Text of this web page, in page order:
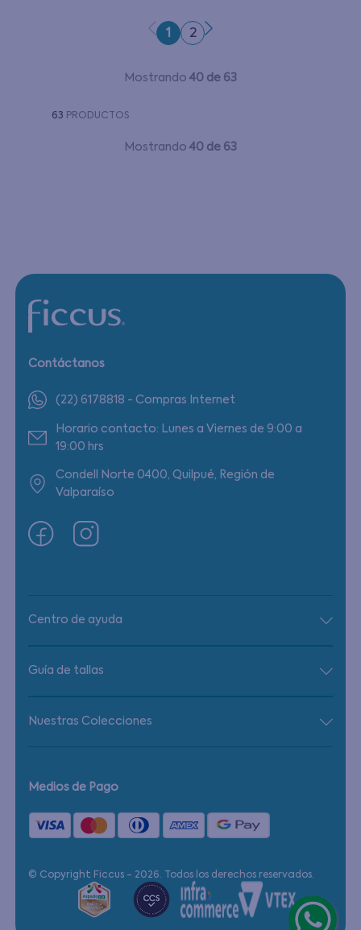
1 2
Mostrando 40 de 63
63 PRODUCTOS
Mostrando 40 de 63
Contáctanos
(22) 6178818 - Compras Internet
Horario contacto: Lunes a Viernes de 9:00 a
19:00 hrs
Condell Norte 0400, Quilpué, Región de
Valparaíso
Centro de ayuda
Guía de tallas
Nuestras Colecciones
Medios de Pago
© Copyright Ficcus - 2026. Todos los derechos reservados.